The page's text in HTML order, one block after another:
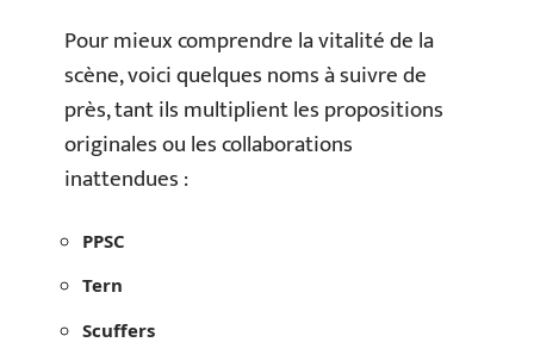
Pour mieux comprendre la vitalité de la
scène, voici quelques noms à suivre de
près, tant ils multiplient les propositions
originales ou les collaborations
inattendues :
PPSC
Tern
Scuffers